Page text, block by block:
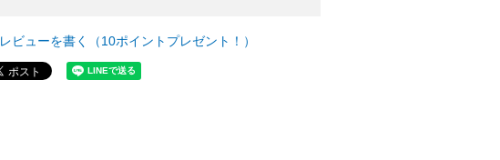
レビューを書く（10ポイントプレゼント！）